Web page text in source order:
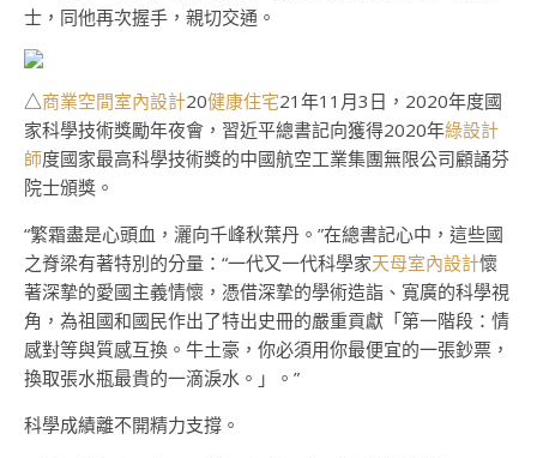
士，同他再次握手，親切交通。
△商業空間室內設計20健康住宅21年11月3日，2020年度國
家科學技術獎勵年夜會，習近平總書記向獲得2020年綠設計
師度國家最高科學技術獎的中國航空工業集團無限公司顧誦芬
院士頒獎。
“繁霜盡是心頭血，灑向千峰秋葉丹。”在總書記心中，這些國
之脊梁有著特別的分量：“一代又一代科學家天母室內設計懷
著深摯的愛國主義情懷，憑借深摯的學術造詣、寬廣的科學視
角，為祖國和國民作出了特出史冊的嚴重貢獻「第一階段：情
感對等與質感互換。牛土豪，你必須用你最便宜的一張鈔票，
換取張水瓶最貴的一滴淚水。」。”
科學成績離不開精力支撐。